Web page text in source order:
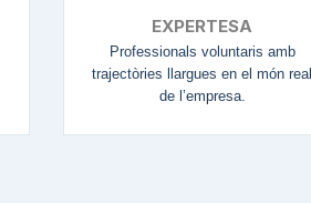
EXPERTESA
Professionals voluntaris amb
trajectòries llargues en el món real
de l’empresa.